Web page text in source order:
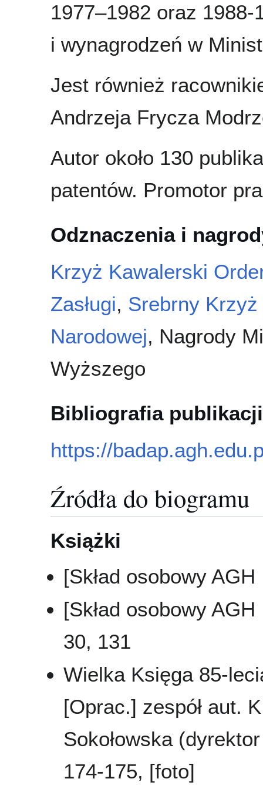
1977–1982 oraz
i wynagrodzeń w
Jest również
Andrzeja Frycza
Autor około 130
patentów. Promotor
Odznaczenia i
Krzyż Kawalerski
Zasługi, Srebrny Krzyż
Narodowej, Nagrody
Wyższego
Bibliografia publikacji
https://
Źródła do biogramu
Książki
[Skład osobowy
[Skład osobowy
30, 131
Wielka Księga 85-
[Oprac.] zespół aut.
Sokołowska
174-175, [foto]